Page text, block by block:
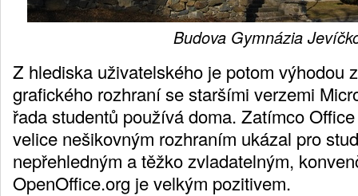
Budova Gymnázia
Z hlediska uživatelského je potom výhodou
grafického rozhraní se staršími verzemi
řada studentů používá doma. Zatímco
velice nešikovným rozhraním ukázal pro
nepřehledným a těžko zvladatelným,
OpenOffice.org je velkým pozitivem.